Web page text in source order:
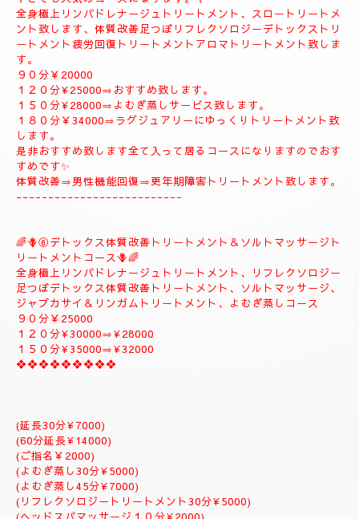
🪻🌺⑤ ❖♡ナチュラルトリートメントコース❖♡🌺🪻
🌹とても人気のコースになります。🌹
全身極上リンパドレナージュトリートメント、スロートリートメ
ント致します、体質改善足つぼリフレクソロジーデトックストリ
ートメント疲労回復トリートメントアロマトリートメント致しま
す。
９０分￥20000
１２０分¥25000⇒おすすめ致します。
１５０分¥28000⇒よむぎ蒸しサービス致します。
１８０分￥34000⇒ラグジュアリーにゆっくりトリートメント致
します。
是非おすすめ致します全て入って居るコースになりますのでおす
🌈🪻⑥デトックス体質改善トリートメント＆ソルトマッサージト
リートメントコース🪻🌈
全身極上リンパドレナージュトリートメント、リフレクソロジー
足つぼデトックス体質改善トリートメント、ソルトマッサージ、
ジャプカサイ＆リンガムトリートメント、よむぎ蒸しコース
９０分￥25000
１２０分¥30000⇒¥28000
(延長30分¥7000)
(60分延長¥14000)
(ご指名￥2000)
(よむぎ蒸し30分¥5000)
(よむぎ蒸し45分¥7000)